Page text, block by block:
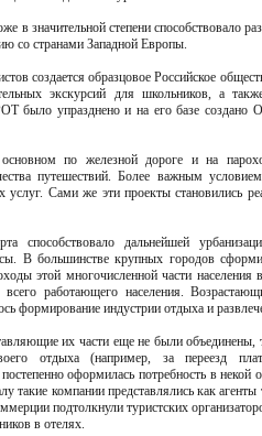
в значительной степени способствовало
со странами Западной Европы.
создается образцовое Российское
экскурсий для школьников, а
было упразднено и на его базе создано
по железной дороге и на
путешествий. Более важным
услуг. Сами же эти проекты становились
способствовало дальнейшей
В большинстве крупных городов
этой многочисленной части населения
работающего населения.
формирование индустрии отдыха и
их части еще не были
отдыха (например, за переезд
оформилась потребность в некой
такие компании представлялись как
подтолкнули туристских
в отелях.